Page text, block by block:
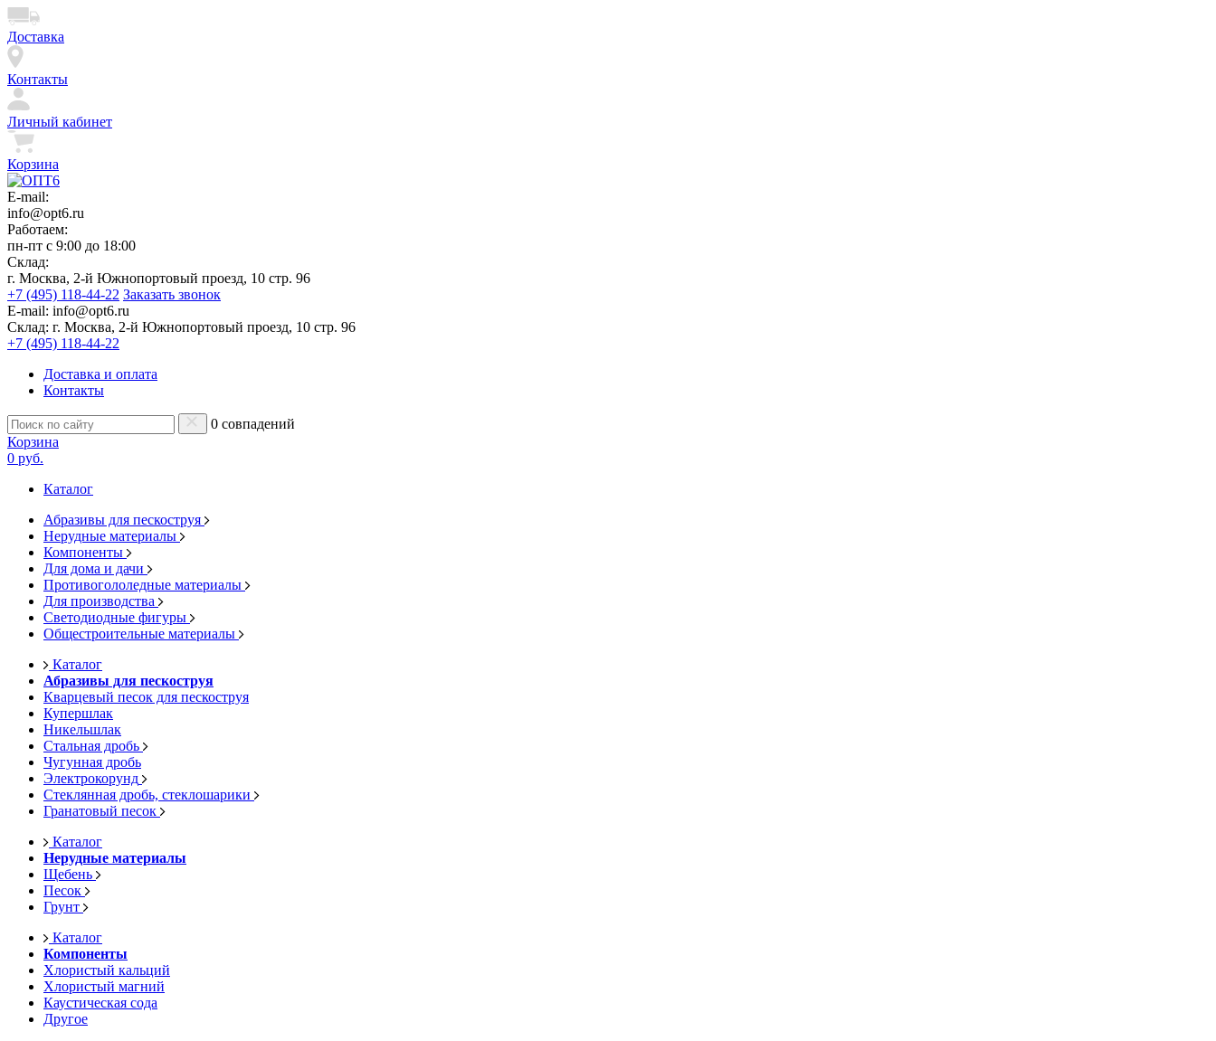
Доставка
Контакты
Личный кабинет
Корзина
E-mail:
info@opt6.ru
Работаем:
пн-пт с 9:00 до 18:00
Склад:
г. Москва, 2-й Южнопортовый проезд, 10 стр. 96
+7 (495) 118-44-22 Заказать звонок
E-mail: info@opt6.ru
Склад: г. Москва, 2-й Южнопортовый проезд, 10 стр. 96
+7 (495) 118-44-22
Доставка и оплата
Контакты
0 совпадений
Корзина
0 руб.
Каталог
Абразивы для пескоструя
Нерудные материалы
Компоненты
Для дома и дачи
Противогололедные материалы
Для производства
Светодиодные фигуры
Общестроительные материалы
Каталог
Абразивы для пескоструя
Кварцевый песок для пескоструя
Купершлак
Никельшлак
Стальная дробь
Чугунная дробь
Электрокорунд
Стеклянная дробь, стеклошарики
Гранатовый песок
Каталог
Нерудные материалы
Щебень
Песок
Грунт
Каталог
Компоненты
Хлористый кальций
Хлористый магний
Каустическая сода
Другое